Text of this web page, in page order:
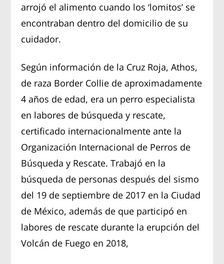
arrojó el alimento cuando los ‘lomitos’ se
encontraban dentro del domicilio de su
cuidador.
Según información de la Cruz Roja, Athos,
de raza Border Collie de aproximadamente
4 años de edad, era un perro especialista
en labores de búsqueda y rescate,
certificado internacionalmente ante la
Organización Internacional de Perros de
Búsqueda y Rescate. Trabajó en la
búsqueda de personas después del sismo
del 19 de septiembre de 2017 en la Ciudad
de México, además de que participó en
labores de rescate durante la erupción del
Volcán de Fuego en 2018,